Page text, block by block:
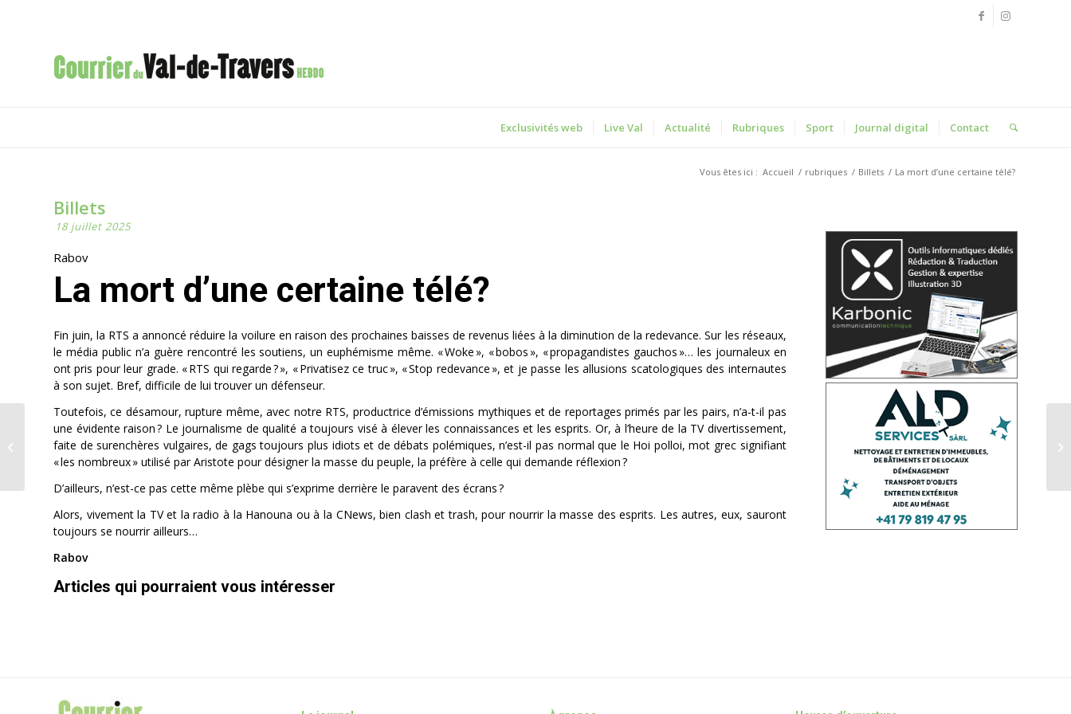
Exclusivités web Live Val Actualité Rubriques Sport Journal digital Contact
Vous êtes ici : Accueil / rubriques / Billets / La mort d’une certaine télé?
Billets
18 juillet 2025
Rabov
La mort d’une certaine télé?
Fin juin, la RTS a annoncé réduire la voilure en raison des prochaines baisses de revenus liées à la diminution de la redevance. Sur les réseaux,
le média public n’a guère rencontré les soutiens, un euphémisme même. « Woke », « bobos », « propagandistes gauchos »… les journaleux en
ont pris pour leur grade. « RTS qui regarde ? », « Privatisez ce truc », « Stop redevance », et je passe les allusions scatologiques des internautes
à son sujet. Bref, difficile de lui trouver un défenseur.
Toutefois, ce désamour, rupture même, avec notre RTS, productrice d’émissions mythiques et de reportages primés par les pairs, n’a-t-il pas
une évidente raison ? Le journalisme de qualité a toujours visé à élever les connaissances et les esprits. Or, à l’heure de la TV divertissement,
faite de surenchères vulgaires, de gags toujours plus idiots et de débats polémiques, n’est-il pas normal que le Hoi polloi, mot grec signifiant
« les nombreux » utilisé par Aristote pour désigner la masse du peuple, la préfère à celle qui demande réflexion ?
D’ailleurs, n’est-ce pas cette même plèbe qui s’exprime derrière le paravent des écrans ?
Alors, vivement la TV et la radio à la Hanouna ou à la CNews, bien clash et trash, pour nourrir la masse des esprits. Les autres, eux, sauront
toujours se nourrir ailleurs…
Rabov
Articles qui pourraient vous intéresser
Diplômés 2025: cap sur
l’été et la vie active!